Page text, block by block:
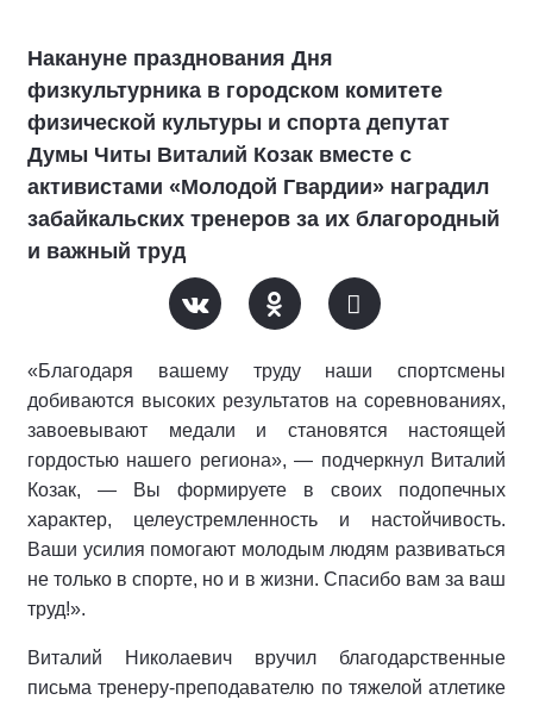
Накануне празднования Дня
физкультурника в городском комитете
физической культуры и спорта депутат
Думы Читы Виталий Козак вместе с
активистами «Молодой Гвардии» наградил
забайкальских тренеров за их благородный
и важный труд
«Благодаря вашему труду наши спортсмены
добиваются высоких результатов на соревнованиях,
завоевывают медали и становятся настоящей
гордостью нашего региона», — подчеркнул Виталий
Козак, — Вы формируете в своих подопечных
характер, целеустремленность и настойчивость.
Ваши усилия помогают молодым людям развиваться
не только в спорте, но и в жизни. Спасибо вам за ваш
труд!».
Виталий Николаевич вручил благодарственные
письма тренеру-преподавателю по тяжелой атлетике